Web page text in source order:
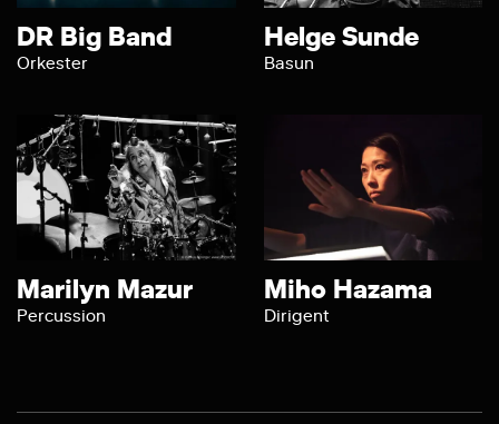
DR Big Band
Orkester
Helge Sunde
Basun
Marilyn Mazur
Percussion
Miho Hazama
Dirigent